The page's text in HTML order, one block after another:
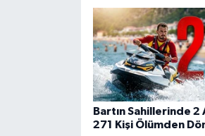
Bartın Sahillerinde 2
271 Kişi Ölümden